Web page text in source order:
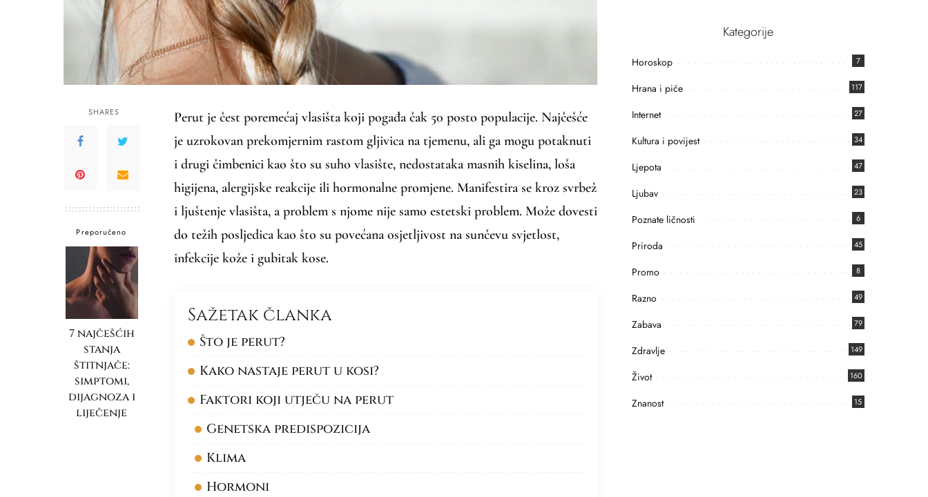
SHARES
Preporučeno
7 najčešćih
stanja
štitnjače:
simptomi,
dijagnoza i
liječenje
Perut je čest poremećaj vlasišta koji pogađa čak 50 posto populacije. Najčešće
je uzrokovan prekomjernim rastom gljivica na tjemenu, ali ga mogu potaknuti
i drugi čimbenici kao što su suho vlasište, nedostataka masnih kiselina, loša
higijena, alergijske reakcije ili hormonalne promjene. Manifestira se kroz svrbež
i ljuštenje vlasišta, a problem s njome nije samo estetski problem. Može dovesti
do težih posljedica kao što su povećana osjetljivost na sunčevu svjetlost,
infekcije kože i gubitak kose.
Sažetak članka
Što je perut?
Kako nastaje perut u kosi?
Faktori koji utječu na perut
Genetska predispozicija
Klima
Hormoni
Kategorije
Horoskop 7
Hrana i piće 117
Internet 27
Kultura i povijest 34
Ljepota 47
Ljubav 23
Poznate ličnosti 6
Priroda 45
Promo 8
Razno 49
Zabava 79
Zdravlje 149
Život 160
Znanost 15